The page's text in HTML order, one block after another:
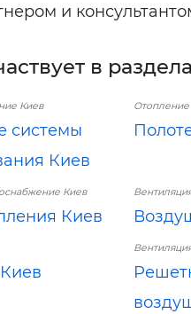
и
в
Киев
системы
Киев
Отопление
Киев
Киев